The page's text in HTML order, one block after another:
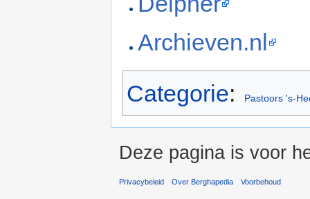
Archieven.nl
Categorie: Pastoors 's-
Deze pagina is voor
Privacybeleid Over Berghapedia Voorbehoud